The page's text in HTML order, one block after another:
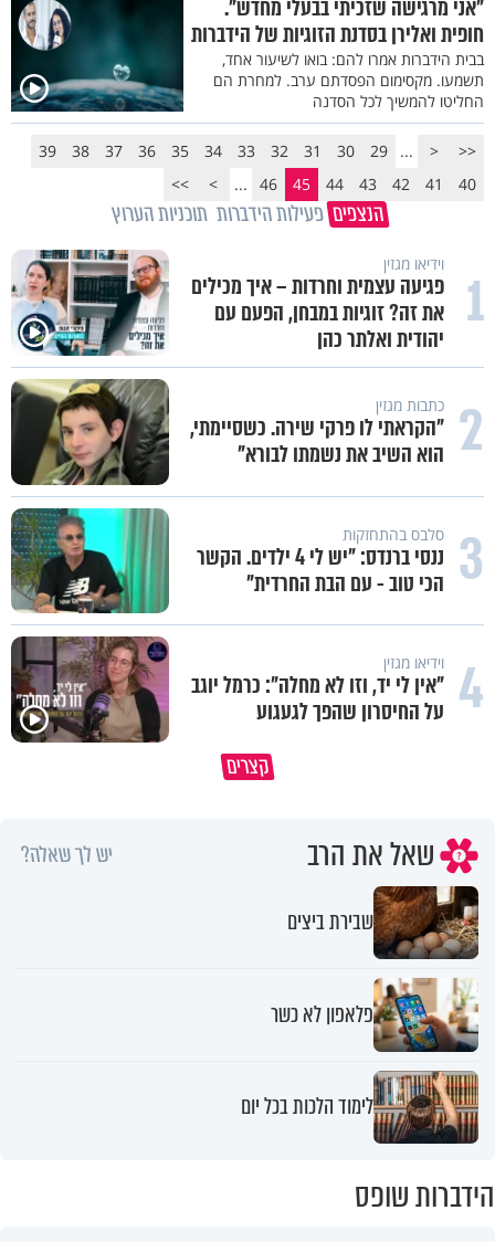
"אני מרגישה שזכיתי בבעלי מחדש".
חופית ואלירן בסדנת הזוגיות של הידברות
בבית הידברות אמרו להם: בואו לשיעור אחד,
תשמעו. מקסימום הפסדתם ערב. למחרת הם
החליטו להמשיך לכל הסדנה
<<
<
...
29
30
31
32
33
34
35
36
37
38
39
40
41
42
43
44
45
46
...
>
>>
הנצפים פעילות הידברות תוכניות הערוץ
1 וידיאו מגזין
פגיעה עצמית וחרדות – איך מכילים
את זה? זוגיות במבחן, הפעם עם
יהודית ואלתר כהן
2 כתבות מגזין
"הקראתי לו פרקי שירה. כשסיימתי,
הוא השיב את נשמתו לבורא"
3 סלבס בהתחזקות
ננסי ברנדס: "יש לי 4 ילדים. הקשר
הכי טוב - עם הבת החרדית"
4 וידיאו מגזין
"אין לי יד, וזו לא מחלה": כרמל יוגב
על החיסרון שהפך לגעגוע
קצרים
כל קושי שחווית היה ניסיון
שאל את הרב יש לך שאלה?
שבירת ביצים
פלאפון לא כשר
לימוד הלכות בכל יום
הידברות שופס